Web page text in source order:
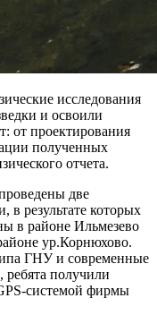
исследования
и освоили
от проектирования
полученных
отчета.
две
результате которых
в районе Ильмезево
ур.Корнюхово.
ГНУ и современные
получили
системой фирмы